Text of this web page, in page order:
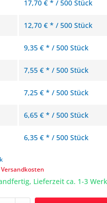
17,70 € * / 500 Stück
12,70 € * / 500 Stück
9,35 € * / 500 Stück
7,55 € * / 500 Stück
7,25 € * / 500 Stück
6,65 € * / 500 Stück
6,35 € * / 500 Stück
Versandkosten
Lieferzeit ca. 1-3